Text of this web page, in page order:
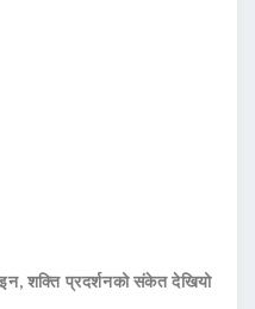
शक्ति प्रदर्शनको संकेत देखियो